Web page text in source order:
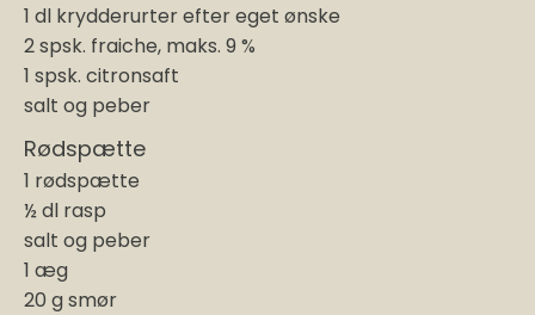
1 dl krydderurter efter eget ønske
2 spsk. fraiche, maks. 9 %
1 spsk. citronsaft
salt og peber
Rødspætte
1 rødspætte
½ dl rasp
salt og peber
1 æg
20 g smør